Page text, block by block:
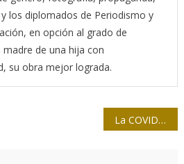
los diplomados de Periodismo y
en opción al grado de
madre de una hija con
su obra mejor lograda.
La COVID en África: un mundo diferente